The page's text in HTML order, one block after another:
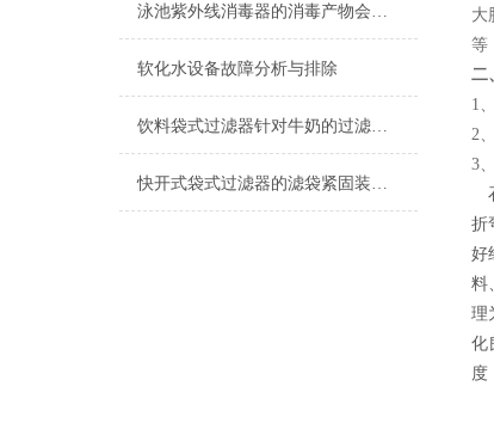
泳池紫外线消毒器的消毒产物会带来哪些风险？
软化水设备故障分析与排除
饮料袋式过滤器针对牛奶的过滤技术分析
快开式袋式过滤器的滤袋紧固装置重要性
大
等
二
1
2
3
折
好
料
理
化
度